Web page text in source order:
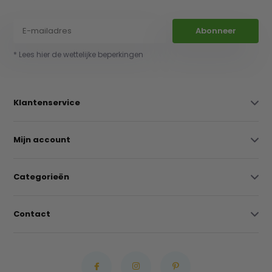
Abonneer
* Lees hier de wettelijke beperkingen
Klantenservice
Mijn account
Categorieën
Contact